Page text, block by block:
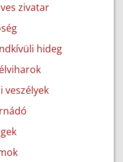
zivatar
hideg
veszélyek